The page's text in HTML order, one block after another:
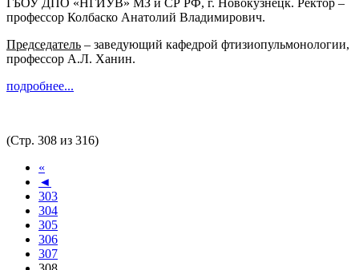
профессор Колбаско Анатолий Владимирович.
Председатель – заведующий кафедрой фтизиопульмонологии,
профессор А.Л. Ханин.
подробнее...
(Стр. 308 из 316)
«
◄
303
304
305
306
307